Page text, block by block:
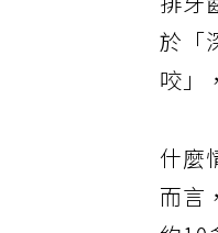
排牙
於「
咬」
什麼
而言